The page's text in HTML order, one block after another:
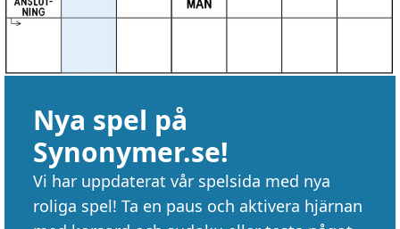
Nya spel på
Synonymer.se!
Vi har uppdaterat vår spelsida med nya
roliga spel! Ta en paus och aktivera hjärnan